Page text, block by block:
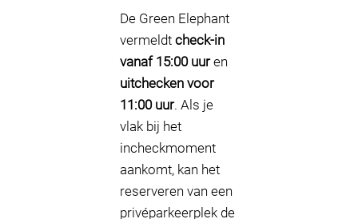
De Green Elephant
vermeldt check-in
vanaf 15:00 uuren
uitchecken voor
11:00 uur. Als je
vlak bij het
incheckmoment
aankomt, kan het
reserveren van een
privéparkeerplek de